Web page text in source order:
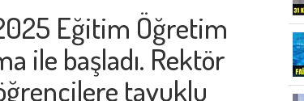
Eğitim Öğretim
ile başladı. Rektör
tavuklu